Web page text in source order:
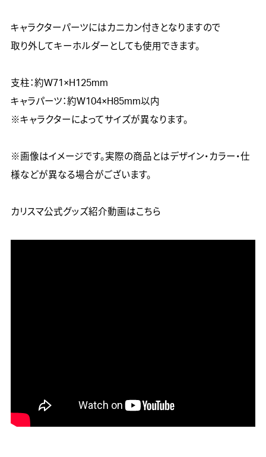
キャラクターパーツにはカニカン付きとなりますので
取り外してキーホルダーとしても使用できます。
支柱：約W71×H125mm
キャラパーツ：約W104×H85mm以内
※キャラクターによってサイズが異なります。
※画像はイメージです。実際の商品とはデザイン・カラー・仕
様などが異なる場合がございます。
カリスマ公式グッズ紹介動画はこちら